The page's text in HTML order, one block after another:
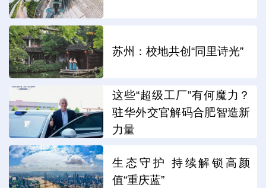
苏州：校地共创“同里诗光”
这些“超级工厂”有何魔力？
驻华外交官解码合肥智造新
力量
生态守护 持续解锁高颜
值“重庆蓝”